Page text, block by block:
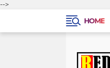
-->
HOME